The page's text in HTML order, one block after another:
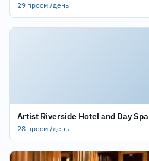
29 просм./день
Artist Riverside Hotel and Day Spa
28 просм./день